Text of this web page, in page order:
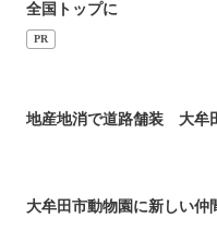
全国トップに
PR
地産地消で道路舗装 大牟
大牟田市動物園に新しい